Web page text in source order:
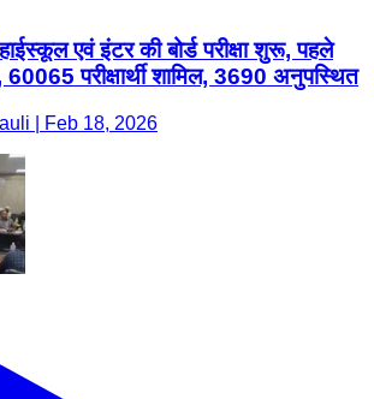
एवं इंटर की बोर्ड परीक्षा शुरू, पहले
60065 परीक्षार्थी शामिल, 3690 अनुपस्थित
| Feb 18, 2026